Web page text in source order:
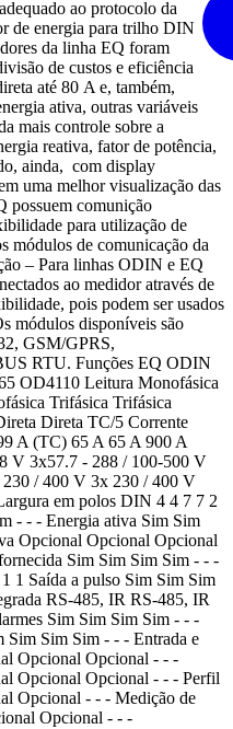
ao protocolo da
de energia para trilho DIN
da linha EQ foram
de custos e eficiência
até 80 A e, também,
ativa, outras variáveis
mais controle sobre a
reativa, fator de potência,
ainda, com display
uma melhor visualização das
possuem comunição
para utilização de
módulos de comunicação da
– Para linhas ODIN e EQ
ao medidor através de
pois podem ser usados
módulos disponíveis são
GSM/GPRS,
RTU. Funções EQ ODIN
OD4110 Leitura Monofásica
Trifásica Trifásica
Direta TC/5 Corrente
A (TC) 65 A 65 A 900 A
V 3x57.7 - 288 / 100-500 V
/ 400 V 3x 230 / 400 V
em polos DIN 4 4 7 7 2
- - - Energia ativa Sim Sim
Opcional Opcional Opcional
Sim Sim Sim Sim - - -
1 Saída a pulso Sim Sim Sim
RS-485, IR RS-485, IR
Sim Sim Sim Sim - - -
Sim Sim Sim - - - Entrada e
Opcional Opcional - - -
Opcional Opcional - - - Perfil
Opcional - - - Medição de
Opcional - - -